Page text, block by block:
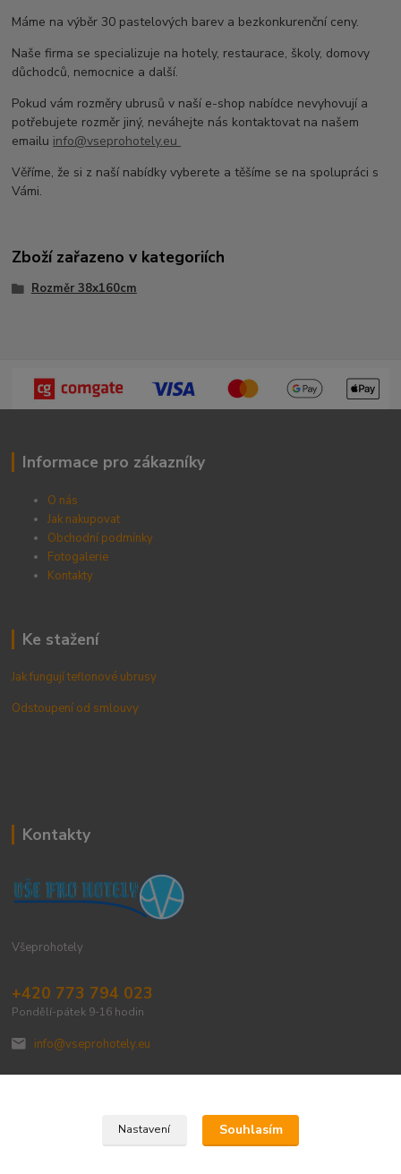
Máme na výběr 30 pastelových barev a bezkonkurenční ceny.
Naše firma se specializuje na hotely, restaurace, školy, domovy
důchodců, nemocnice a další.
Pokud vám rozměry ubrusů v naší e-shop nabídce nevyhovují a
potřebujete rozměr jiný, neváhejte nás kontaktovat na našem
emailu info@vseprohotely.eu
Věříme, že si z naší nabídky vyberete a těšíme se na spolupráci s
Vámi.
Zboží zařazeno v kategoriích
Rozměr 38x160cm
Informace pro zákazníky
O nás
Jak nakupovat
Obchodní podmínky
Fotogalerie
Kontakty
Ke stažení
Jak fungují teflonové ubrusy
Odstoupení od smlouvy
Kontakty
Všeprohotely
+420 773 794 023
Pondělí-pátek 9-16 hodin
info@vseprohotely.eu
Upravit sběr cookies.
Nastavení Souhlasím